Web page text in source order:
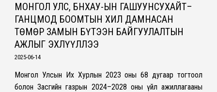
МОНГОЛ УЛС, БНХАУ-ЫН ГАШУУНСУХАЙТ–
ГАНЦМОД БООМТЫН ХИЛ ДАМНАСАН
ТӨМӨР ЗАМЫН БҮТЭЭН БАЙГУУЛАЛТЫН
АЖЛЫГ ЭХЛҮҮЛЛЭЭ
2025-06-14
Монгол Улсын Их Хурлын 2023 оны 68 дугаар тогтоол
болон Засгийн газрын 2024–2028 оны үйл ажиллагааны